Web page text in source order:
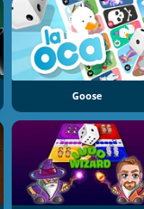
Goose